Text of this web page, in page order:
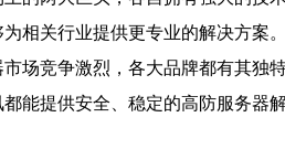
相关行业提供更专业的解决方案
场竞争激烈，各大品牌都有其独
能提供安全、稳定的高防服务器